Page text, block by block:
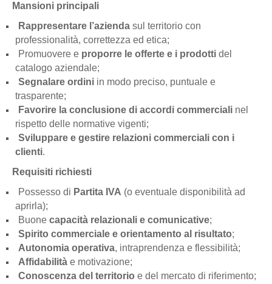
Mansioni principali
Rappresentare l’azienda sul territorio con
professionalità, correttezza ed etica;
Promuovere e proporre le offerte e i prodotti del
catalogo aziendale;
Segnalare ordini in modo preciso, puntuale e
trasparente;
Favorire la conclusione di accordi commerciali nel
rispetto delle normative vigenti;
Sviluppare e gestire relazioni commerciali con i
clienti.
Requisiti richiesti
Possesso di Partita IVA (o eventuale disponibilità ad
aprirla);
Buone capacità relazionali e comunicative;
Spirito commerciale e orientamento al risultato;
Autonomia operativa, intraprendenza e flessibilità;
Affidabilità e motivazione;
Conoscenza del territorio e del mercato di riferimento;